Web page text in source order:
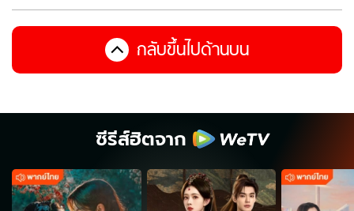
กลับขึ้นไปด้านบน
ซีรีส์ฮิตจาก